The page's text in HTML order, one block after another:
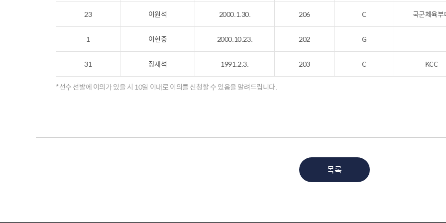
23 이원석 2000.1.30. 206 C 국군체육부
1 이현중 2000.10.23. 202 G
31 장재석 1991.2.3. 203 C KCC
*선수 선발에 이의가 있을 시 10일 이내로 이의를 신청할 수 있음을 알려드립니다.
목록